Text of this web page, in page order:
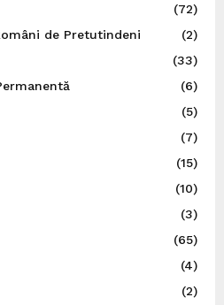
(72)
de Pretutindeni
(2)
(33)
(6)
(5)
(7)
(15)
(10)
(3)
(65)
(4)
(2)